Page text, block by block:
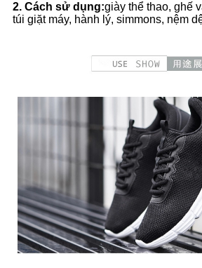
2. Cách sử dụng:giày thể thao, ghế
túi giặt máy, hành lý, simmons, nệm